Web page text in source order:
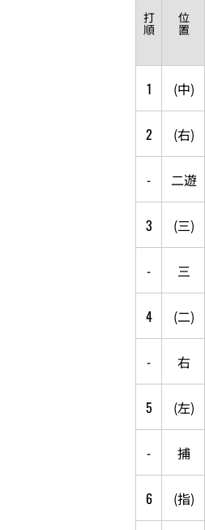
打
順
位
置
1 (中)
2 (右)
- 二遊
3 (三)
- 三
4 (二)
- 右
5 (左)
- 捕
6 (指)